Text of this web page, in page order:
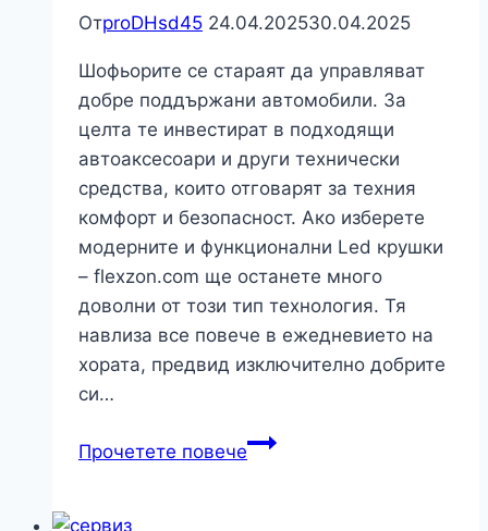
ОтproDHsd45 24.04.202530.04.2025
Шофьорите се стараят да управляват
добре поддържани автомобили. За
целта те инвестират в подходящи
автоаксесоари и други технически
средства, които отговарят за техния
комфорт и безопасност. Ако изберете
модерните и функционални Led крушки
– flexzon.com ще останете много
доволни от този тип технология. Тя
навлиза все повече в ежедневието на
хората, предвид изключително добрите
си…
Прочетете повечеЗнаем